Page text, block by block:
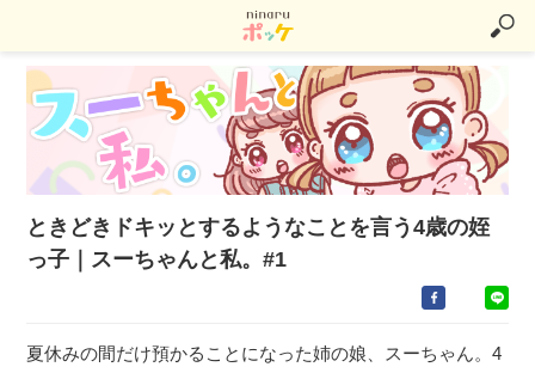
ときどきドキッとするようなことを言う4歳の姪
っ子｜スーちゃんと私。#1
夏休みの間だけ預かることになった姉の娘、スーちゃん。4